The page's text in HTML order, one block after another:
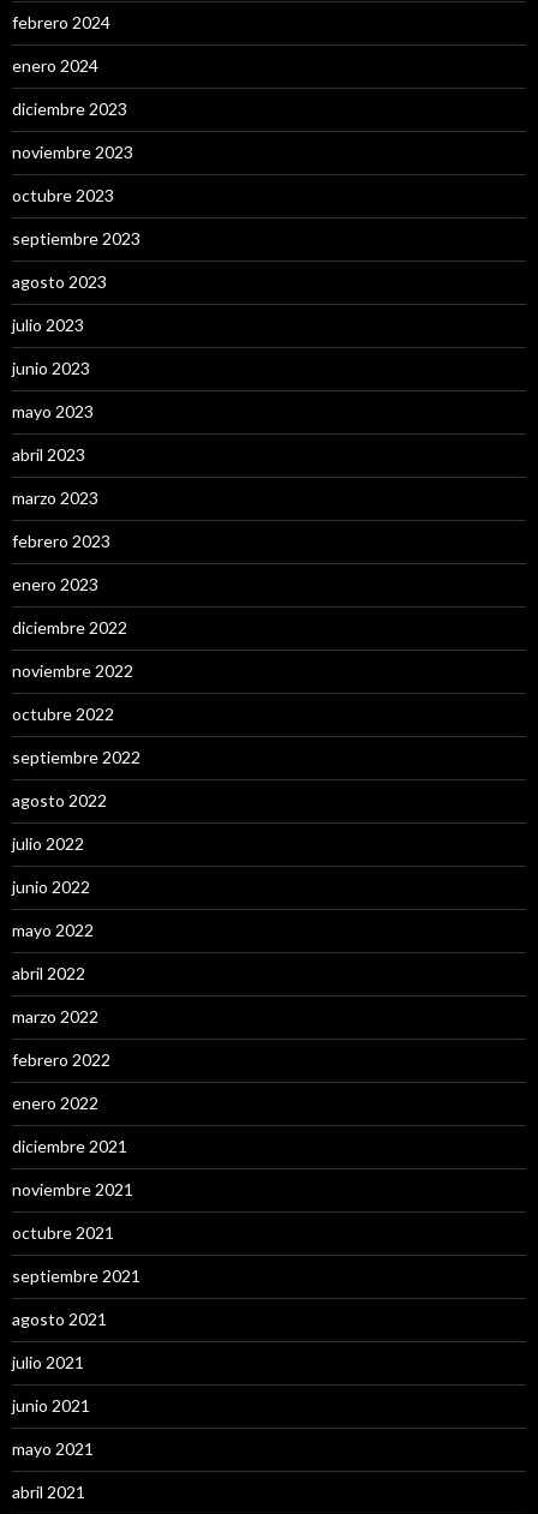
febrero 2024
enero 2024
diciembre 2023
noviembre 2023
octubre 2023
septiembre 2023
agosto 2023
julio 2023
junio 2023
mayo 2023
abril 2023
marzo 2023
febrero 2023
enero 2023
diciembre 2022
noviembre 2022
octubre 2022
septiembre 2022
agosto 2022
julio 2022
junio 2022
mayo 2022
abril 2022
marzo 2022
febrero 2022
enero 2022
diciembre 2021
noviembre 2021
octubre 2021
septiembre 2021
agosto 2021
julio 2021
junio 2021
mayo 2021
abril 2021